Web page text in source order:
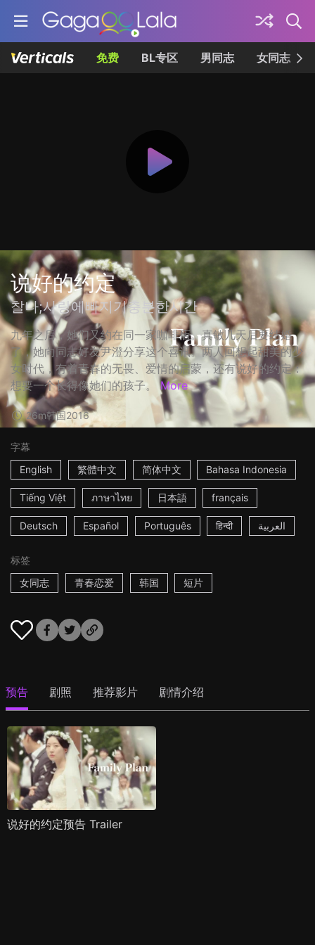
免费 BL专区 男同志 女同志
说好的约定
찰나;사랑에빠지기충분한시간
九年之后，她们又约在同一家咖啡店。真敏几天后要结婚
了，她向同志好友尹澄分享这个喜讯。两人回想起甜美的少
女时代，有着青春的无畏、爱情的启蒙，还有说好的约定：
想要一个长得像她们的孩子。
More
26m韩国2016
字幕
English
繁體中文 简体中文 Bahasa Indonesia
Tiếng Việt ภาษาไทย 日本語 français
Deutsch Español Português हिन्दी العربية
标签
女同志
青春恋爱 韩国 短片
预告 剧照 推荐影片 剧情介绍
说好的约定预告 Trailer